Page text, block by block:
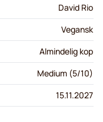
David Rio
Vegansk
Almindelig kop
Medium (5/10)
15.11.2027